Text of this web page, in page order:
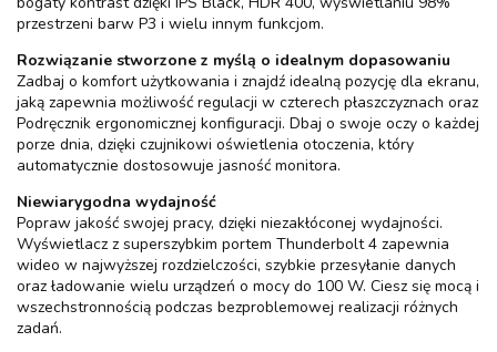
przestrzeni barw P3 i wielu innym funkcjom.
Rozwiązanie stworzone z myślą o idealnym dopasowaniu
Zadbaj o komfort użytkowania i znajdź idealną pozycję dla ekranu,
jaką zapewnia możliwość regulacji w czterech płaszczyznach oraz
Podręcznik ergonomicznej konfiguracji. Dbaj o swoje oczy o każdej
porze dnia, dzięki czujnikowi oświetlenia otoczenia, który
automatycznie dostosowuje jasność monitora.
Niewiarygodna wydajność
Popraw jakość swojej pracy, dzięki niezakłóconej wydajności.
Wyświetlacz z superszybkim portem Thunderbolt 4 zapewnia
wideo w najwyższej rozdzielczości, szybkie przesyłanie danych
oraz ładowanie wielu urządzeń o mocy do 100 W. Ciesz się mocą i
wszechstronnością podczas bezproblemowej realizacji różnych
zadań.